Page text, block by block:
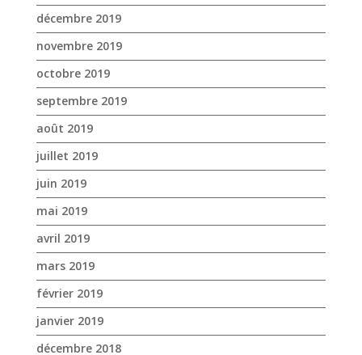
décembre 2019
novembre 2019
octobre 2019
septembre 2019
août 2019
juillet 2019
juin 2019
mai 2019
avril 2019
mars 2019
février 2019
janvier 2019
décembre 2018